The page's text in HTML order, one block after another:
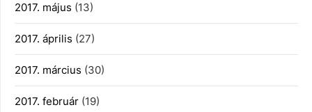
2017. május (13)
2017. április (27)
2017. március (30)
2017. február (19)